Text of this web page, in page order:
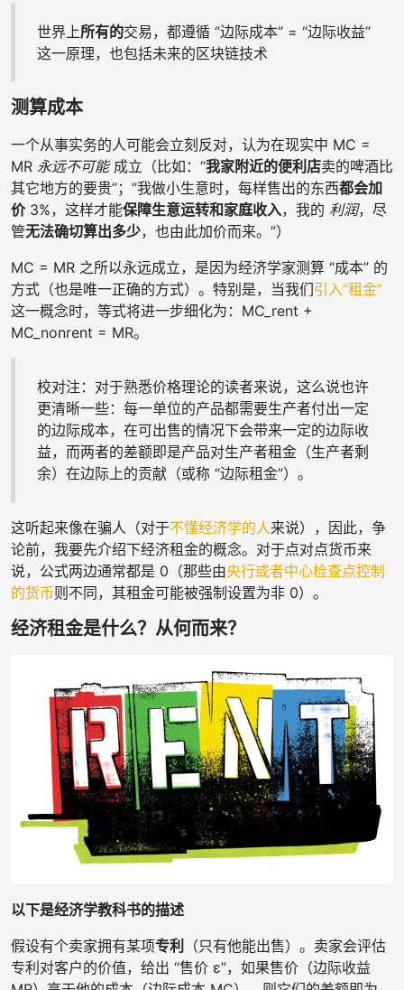
世界上所有的交易，都遵循 “边际成本” = “边际收益”
这一原理，也包括未来的区块链技术
测算成本
一个从事实务的人可能会立刻反对，认为在现实中 MC =
MR 永远不可能成立（比如：“我家附近的便利店卖的啤酒比
其它地方的要贵”；“我做小生意时，每样售出的东西都会加
价3%，这样才能保障生意运转和家庭收入，我的 利润，尽
管无法确切算出多少，也由此加价而来。”）
MC = MR 之所以永远成立，是因为经济学家测算 “成本” 的
方式（也是唯一正确的方式）。特别是，当我们引入“租金”
这一概念时，等式将进一步细化为：MC_rent +
MC_nonrent = MR。
校对注：对于熟悉价格理论的读者来说，这么说也许
更清晰一些：每一单位的产品都需要生产者付出一定
的边际成本，在可出售的情况下会带来一定的边际收
益，而两者的差额即是产品对生产者租金（生产者剩
余）在边际上的贡献（或称 “边际租金”）。
这听起来像在骗人（对于不懂经济学的人来说），因此，争
论前，我要先介绍下经济租金的概念。对于点对点货币来
说，公式两边通常都是 0（那些由央行或者中心检查点控制
的货币则不同，其租金可能被强制设置为非 0）。
经济租金是什么？从何而来？
以下是经济学教科书的描述
假设有个卖家拥有某项专利
（只有他能出售）。卖家会评估
专利对客户的价值，给出 “售价 ɛ”，如果售价（边际收益